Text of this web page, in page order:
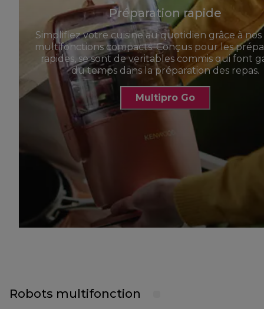
Préparation rapide
Simplifiez votre cuisine au quotidien grâce à
multifonctions compacts. Conçus pour les
rapides, se sont de veritables commis qui font
du temps dans la préparation des repas.
Multipro Go
Robots multifonction